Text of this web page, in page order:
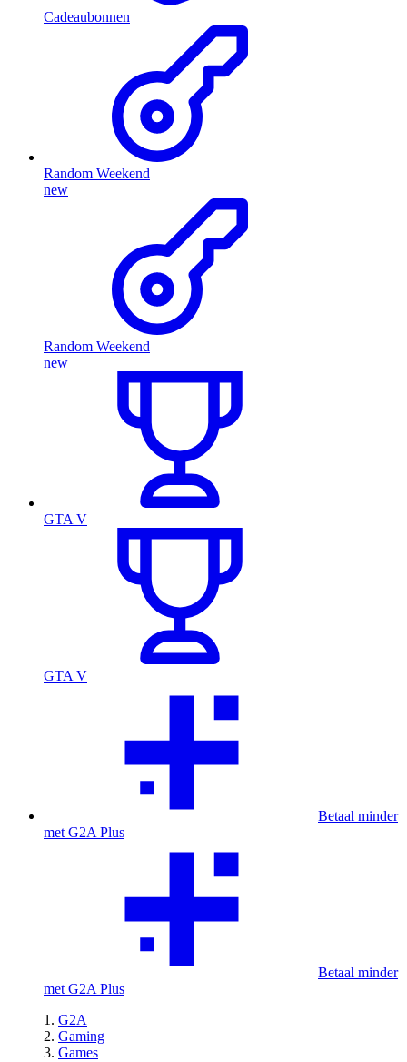
Cadeaubonnen
Random Weekend
new
Random Weekend
new
GTA V
GTA V
Betaal minder
met G2A Plus
Betaal minder
met G2A Plus
G2A
Gaming
Games